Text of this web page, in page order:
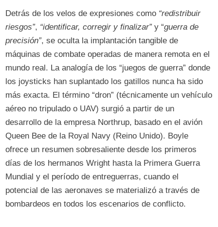
Detrás de los velos de expresiones como “redistribuir
riesgos”, “identificar, corregir y finalizar”y “guerra de
precisión”, se oculta la implantación tangible de
máquinas de combate operadas de manera remota en el
mundo real. La analogía de los “juegos de guerra” donde
los joysticks han suplantado los gatillos nunca ha sido
más exacta. El término “dron” (técnicamente un vehículo
aéreo no tripulado o UAV) surgió a partir de un
desarrollo de la empresa Northrup, basado en el avión
Queen Bee de la Royal Navy (Reino Unido). Boyle
ofrece un resumen sobresaliente desde los primeros
días de los hermanos Wright hasta la Primera Guerra
Mundial y el período de entreguerras, cuando el
potencial de las aeronaves se materializó a través de
bombardeos en todos los escenarios de conflicto.